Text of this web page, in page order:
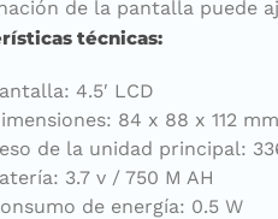
de la pantalla puede
técnicas:
4.5′ LCD
84 x 88 x 112 mm
de la unidad principal:
3.7 v / 750 M AH
de energía: 0.5 W